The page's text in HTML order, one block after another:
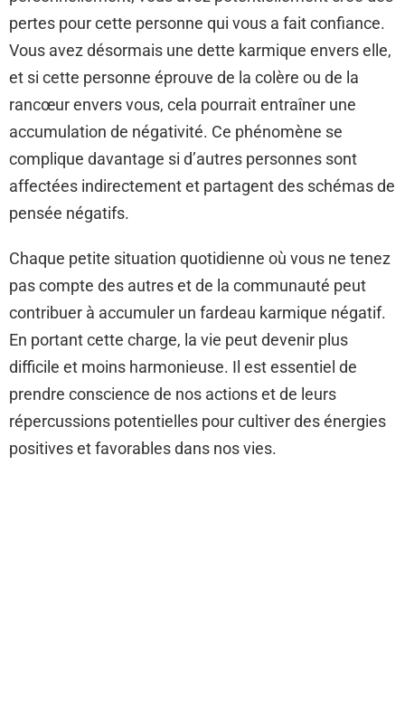
pertes pour cette personne qui vous a fait confiance.
Vous avez désormais une dette karmique envers elle,
et si cette personne éprouve de la colère ou de la
rancœur envers vous, cela pourrait entraîner une
accumulation de négativité. Ce phénomène se
complique davantage si d’autres personnes sont
affectées indirectement et partagent des schémas de
pensée négatifs.
Chaque petite situation quotidienne où vous ne tenez
pas compte des autres et de la communauté peut
contribuer à accumuler un fardeau karmique négatif.
En portant cette charge, la vie peut devenir plus
difficile et moins harmonieuse. Il est essentiel de
prendre conscience de nos actions et de leurs
répercussions potentielles pour cultiver des énergies
positives et favorables dans nos vies.